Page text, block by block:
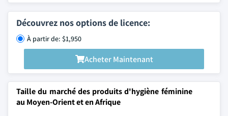
Découvrez nos options de licence:
À partir de: $1,950
Acheter Maintenant
Taille du marché des produits d'hygiène féminine
au Moyen-Orient et en Afrique